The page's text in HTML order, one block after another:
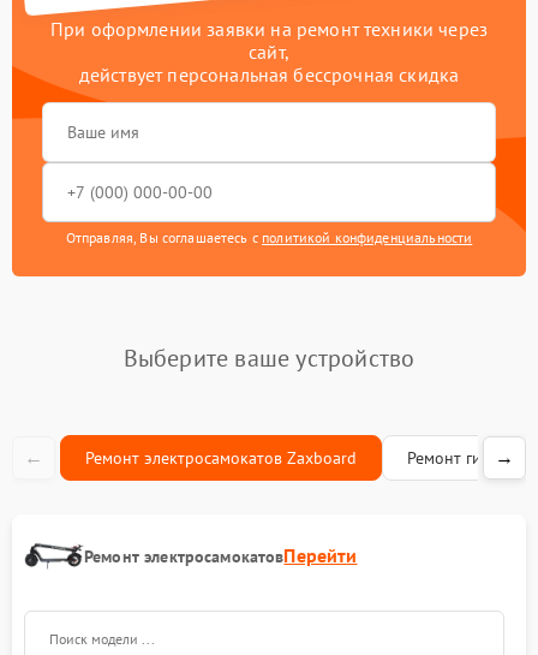
Гидроизоляция
Замена подсветки 400 рублей
При оформлении заявки на ремонт техники через
сайт,
действует персональная бессрочная скидка
Отправляя, Вы соглашаетесь с политикой конфиденциальности
Выберите ваше устройство
← Ремонт электросамокатов Zaxboard Ремонт →
Ремонт электросамокатовПерейти